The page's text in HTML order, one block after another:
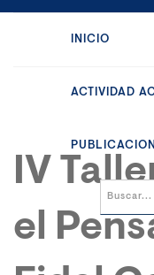
INICIO
ACTIVIDAD
IV
el